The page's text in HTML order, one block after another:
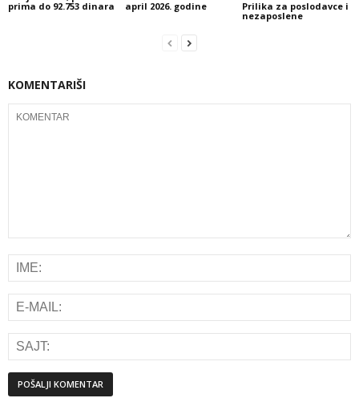
prima do 92.753 dinara
april 2026. godine
Prilika za poslodavce i
nezaposlene
KOMENTARIŠI